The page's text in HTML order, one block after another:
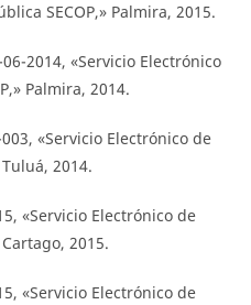
SECOP,» Palmira, 2015.
2014, «Servicio Electrónico
Palmira, 2014.
«Servicio Electrónico de
2014.
«Servicio Electrónico de
2015.
«Servicio Electrónico de